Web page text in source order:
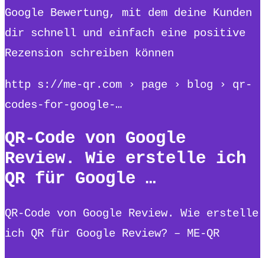
Google Bewertung, mit dem deine Kunden
dir schnell und einfach eine positive
Rezension schreiben können
http s://me-qr.com › page › blog › qr-
codes-for-google-…
QR-Code von Google
Review. Wie erstelle ich
QR für Google …
QR-Code von Google Review. Wie erstelle
ich QR für Google Review? – ME-QR